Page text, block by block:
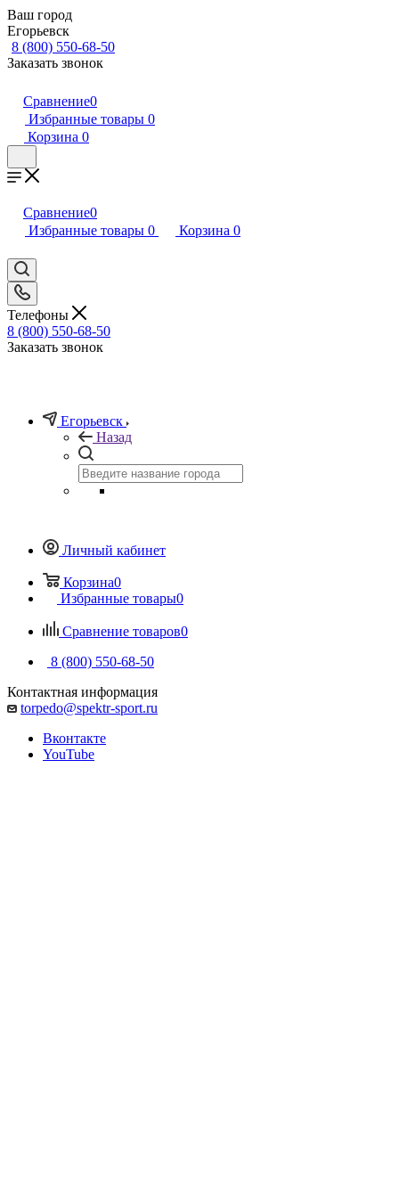
Ваш город
Егорьевск
8 (800) 550-68-50
Заказать звонок
Сравнение0
Избранные товары 0
Корзина 0
Сравнение0
Избранные товары 0 Корзина 0
Телефоны
8 (800) 550-68-50
Заказать звонок
Егорьевск
Назад
Личный кабинет
Корзина0
Избранные товары0
Сравнение товаров0
8 (800) 550-68-50
Контактная информация
torpedo@spektr-sport.ru
Вконтакте
YouTube